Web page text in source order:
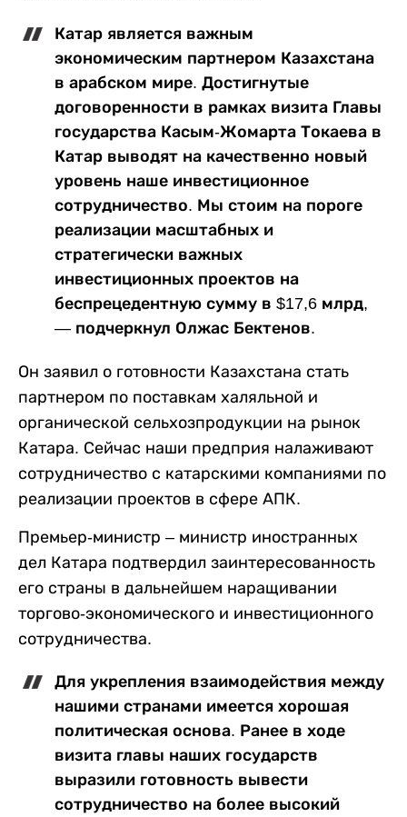
Катар является важным
экономическим партнером Казахстана
в арабском мире. Достигнутые
договоренности в рамках визита Главы
государства Касым-Жомарта Токаева в
Катар выводят на качественно новый
уровень наше инвестиционное
сотрудничество. Мы стоим на пороге
реализации масштабных и
стратегически важных
инвестиционных проектов на
беспрецедентную сумму в $17,6 млрд,
— подчеркнул Олжас Бектенов.
Он заявил о готовности Казахстана стать
партнером по поставкам халяльной и
органической сельхозпродукции на рынок
Катара. Сейчас наши предприя налаживают
сотрудничество с катарскими компаниями по
реализации проектов в сфере АПК.
Премьер-министр – министр иностранных
дел Катара подтвердил заинтересованность
его страны в дальнейшем наращивании
торгово-экономического и инвестиционного
сотрудничества.
Для укрепления взаимодействия между
нашими странами имеется хорошая
политическая основа. Ранее в ходе
визита главы наших государств
выразили готовность вывести
сотрудничество на более высокий